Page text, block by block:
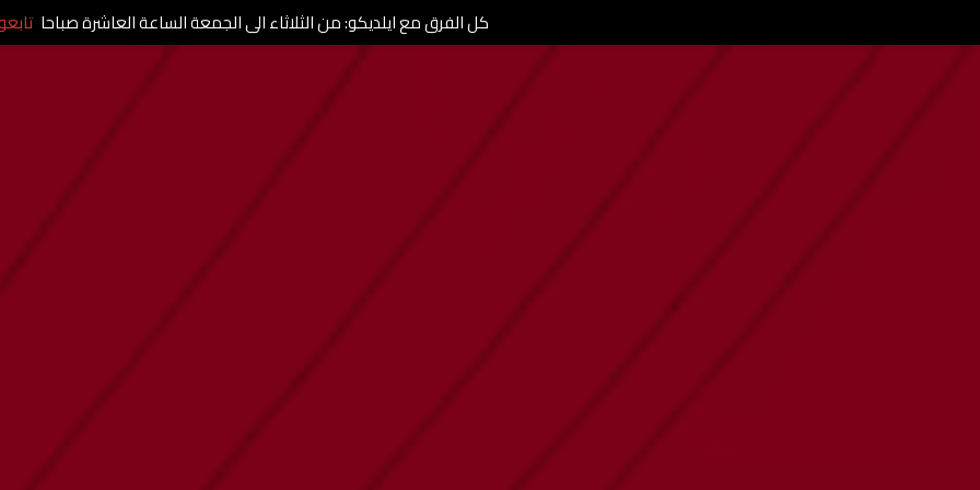
كل الفرق مع ايلديكو: من الثلاثاء الى الجمعة الساعة العاشرة صباحا